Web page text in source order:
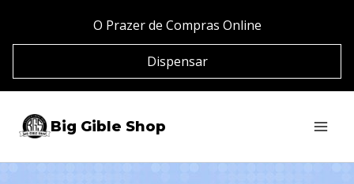
Conteúdo
O Prazer de Compras Online
Dispensar
Big Gible Shop